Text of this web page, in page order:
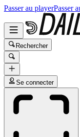
Passer au playerPasser
Rechercher
Se connecter